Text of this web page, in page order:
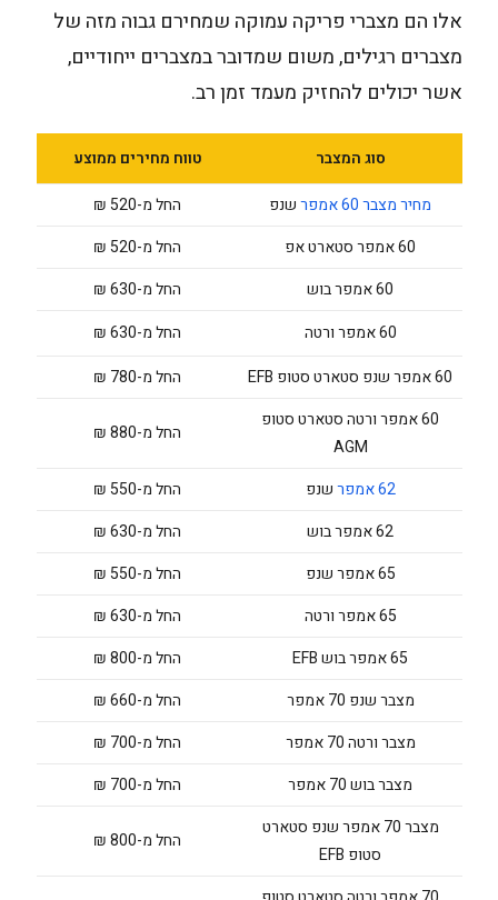
אלו הם מצברי פריקה עמוקה שמחירם גבוה מזה של
מצברים רגילים, משום שמדובר במצברים ייחודיים,
אשר יכולים להחזיק מעמד זמן רב.
סוג המצבר
טווח מחירים ממוצע
מחיר מצבר 60 אמפר
שנפ
החל מ-520 ₪
60 אמפר סטארט אפ
החל מ-520 ₪
60 אמפר בוש
החל מ-630 ₪
60 אמפר ורטה
החל מ-630 ₪
60 אמפר שנפ סטארט סטופ EFB
החל מ-780 ₪
60 אמפר ורטה סטארט סטופ
AGM
החל מ-880 ₪
62 אמפר שנפ
החל מ-550 ₪
62 אמפר בוש
החל מ-630 ₪
65 אמפר שנפ
החל מ-550 ₪
65 אמפר ורטה
החל מ-630 ₪
65 אמפר בוש EFB
החל מ-800 ₪
מצבר שנפ 70 אמפר
החל מ-660 ₪
מצבר ורטה 70 אמפר
החל מ-700 ₪
מצבר בוש 70 אמפר
החל מ-700 ₪
מצבר 70 אמפר שנפ סטארט
סטופ EFB
החל מ-800 ₪